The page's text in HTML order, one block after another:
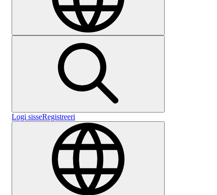
Logi sisseRegistreeri